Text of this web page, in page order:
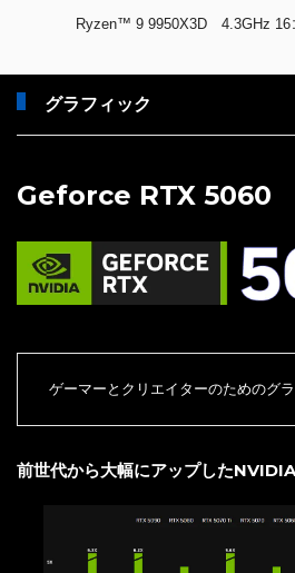
Ryzen™ 9 9950X3D 4.3GHz
グラフィック
Geforce RTX 5060
ゲーマーとクリエイターのためのグ
前世代から大幅にアップした